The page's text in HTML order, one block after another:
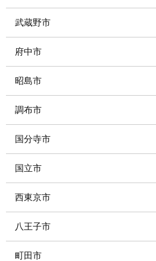
武蔵野市
府中市
昭島市
調布市
国分寺市
国立市
西東京市
八王子市
町田市